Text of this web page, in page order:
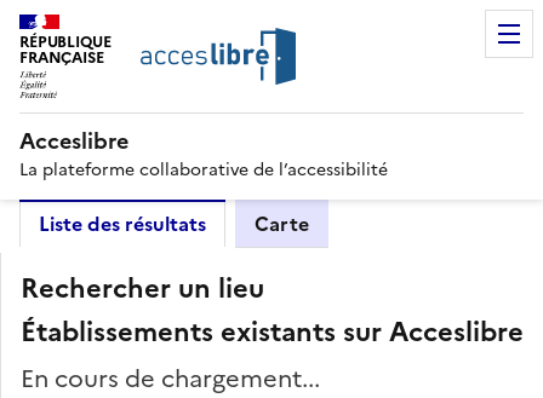
RÉPUBLIQUE
FRANÇAISE
Acceslibre
La plateforme collaborative de l’accessibilité
Liste des résultats Carte
Rechercher un lieu
Établissements existants sur Acceslibre
En cours de chargement...